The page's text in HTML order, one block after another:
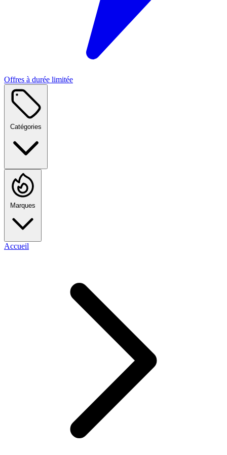
Offres à durée limitée
Catégories
Marques
Accueil